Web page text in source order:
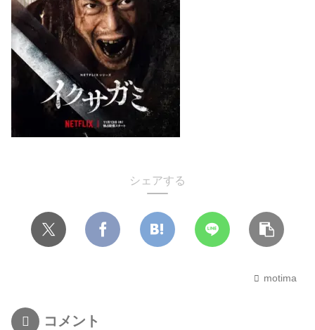
シェアする
motima
コメント